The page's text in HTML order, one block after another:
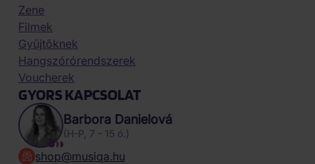
Zene
Filmek
Gyűjtőknek
Hangszórórendszerek
Voucherek
GYORS KAPCSOLAT
Barbora Danielová
(H-P, 7 - 15 ó.)
shop@musiqa.hu